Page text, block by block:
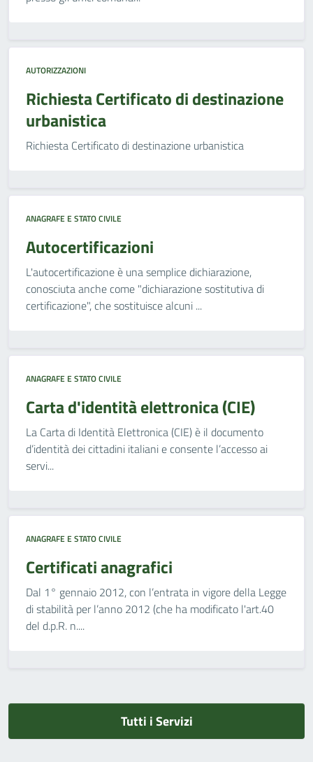
AUTORIZZAZIONI
Richiesta Certificato di destinazione
urbanistica
Richiesta Certificato di destinazione urbanistica
ANAGRAFE E STATO CIVILE
Autocertificazioni
L'autocertificazione è una semplice dichiarazione,
conosciuta anche come "dichiarazione sostitutiva di
certificazione", che sostituisce alcuni ...
ANAGRAFE E STATO CIVILE
Carta d'identità elettronica (CIE)
La Carta di Identità Elettronica (CIE) è il documento
d’identità dei cittadini italiani e consente l’accesso ai
servi...
ANAGRAFE E STATO CIVILE
Certificati anagrafici
Dal 1° gennaio 2012, con l’entrata in vigore della Legge
di stabilità per l’anno 2012 (che ha modificato l'art.40
del d.p.R. n....
Tutti i Servizi